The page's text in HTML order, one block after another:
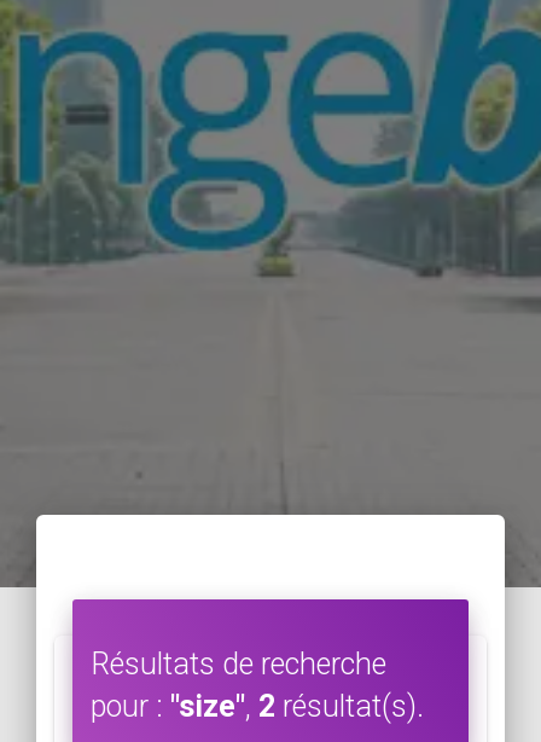
Résultats de recherche
pour : "size", 2 résultat(s).